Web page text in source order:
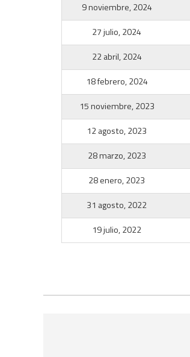
9 noviembre, 2024
27 julio, 2024
22 abril, 2024
18 febrero, 2024
15 noviembre, 2023
12 agosto, 2023
28 marzo, 2023
28 enero, 2023
31 agosto, 2022
19 julio, 2022